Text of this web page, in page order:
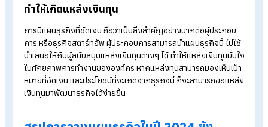
มองเห็นภาพรวมธุรกิจ
ต้องการของลูกค้า, รายได้-ค่าใช้จ่าย เป็นต้น เพื่อใช้ในการวางแผน